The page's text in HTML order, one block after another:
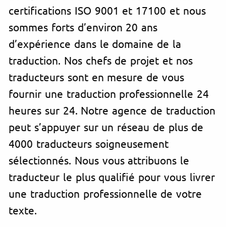
certifications ISO 9001 et 17100 et nous
sommes forts d’environ 20 ans
d’expérience dans le domaine de la
traduction. Nos chefs de projet et nos
traducteurs sont en mesure de vous
fournir une traduction professionnelle 24
heures sur 24. Notre agence de traduction
peut s’appuyer sur un réseau de plus de
4000 traducteurs soigneusement
sélectionnés. Nous vous attribuons le
traducteur le plus qualifié pour vous livrer
une traduction professionnelle de votre
texte.